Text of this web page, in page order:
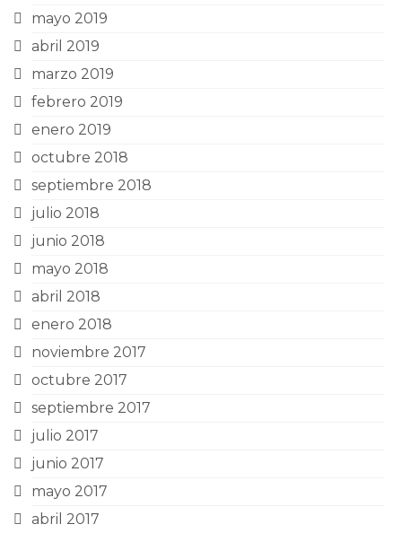
mayo 2019
abril 2019
marzo 2019
febrero 2019
enero 2019
octubre 2018
septiembre 2018
julio 2018
junio 2018
mayo 2018
abril 2018
enero 2018
noviembre 2017
octubre 2017
septiembre 2017
julio 2017
junio 2017
mayo 2017
abril 2017